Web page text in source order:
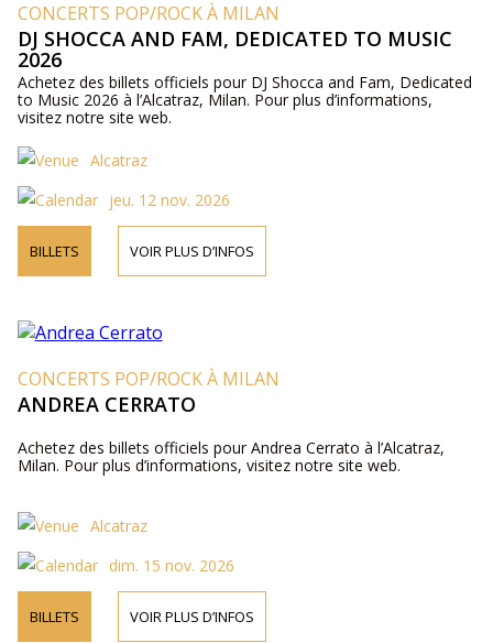
CONCERTS POP/ROCK À MILAN
DJ SHOCCA AND FAM, DEDICATED TO MUSIC
2026
Achetez des billets officiels pour DJ Shocca and Fam, Dedicated
to Music 2026 à l’Alcatraz, Milan. Pour plus d’informations,
visitez notre site web.
Alcatraz
jeu. 12 nov. 2026
BILLETS VOIR PLUS D’INFOS
CONCERTS POP/ROCK À MILAN
ANDREA CERRATO
Achetez des billets officiels pour Andrea Cerrato à l’Alcatraz,
Milan. Pour plus d’informations, visitez notre site web.
Alcatraz
dim. 15 nov. 2026
BILLETS VOIR PLUS D’INFOS